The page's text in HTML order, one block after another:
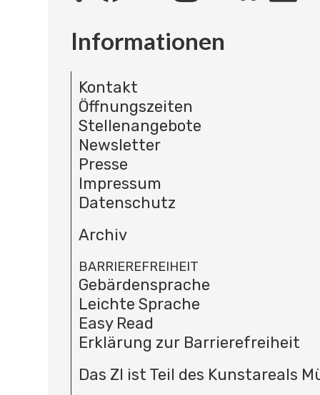
Informationen
Kontakt
Öffnungszeiten
Stellenangebote
Newsletter
Presse
Impressum
Datenschutz
Archiv
BARRIEREFREIHEIT
Gebärdensprache
Leichte Sprache
Easy Read
Erklärung zur Barrierefreiheit
Das ZI ist Teil des Kunstareals